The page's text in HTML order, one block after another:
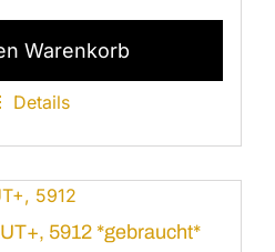
Warenkorb
Details
5912 *gebraucht*